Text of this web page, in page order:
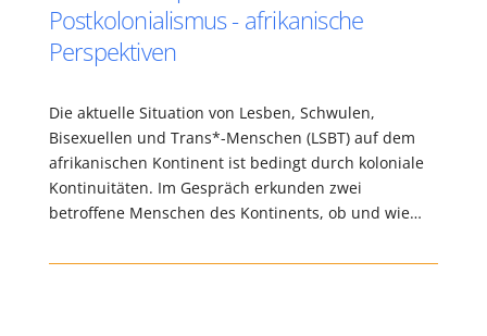
Postkolonialismus - afrikanische
Perspektiven
Die aktuelle Situation von Lesben, Schwulen,
Bisexuellen und Trans*-Menschen (LSBT) auf dem
afrikanischen Kontinent ist bedingt durch koloniale
Kontinuitäten. Im Gespräch erkunden zwei
betroffene Menschen des Kontinents, ob und wie…